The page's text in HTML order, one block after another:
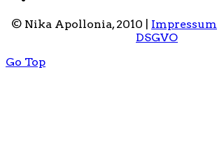
© Nika Apollonia, 2010 | Impressum
DSGVO
Go Top